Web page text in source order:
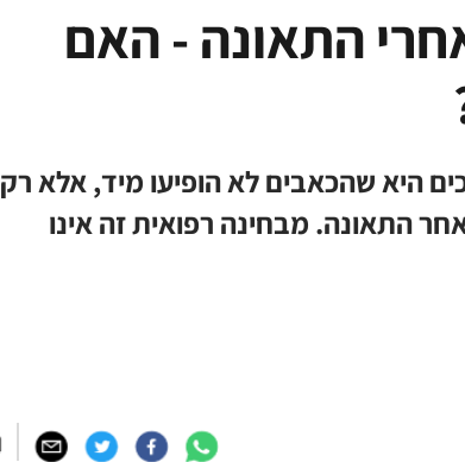
התאונה - האם
היא שהכאבים לא הופיעו מיד, אלא רק
התאונה. מבחינה רפואית זה אינו